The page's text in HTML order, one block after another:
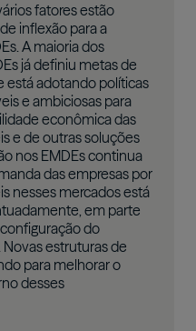
fatores estão
inflexão para a
A maioria dos
já definiu metas de
está adotando políticas
e ambiciosas para
econômica das
e de outras soluções
nos EMDEs continua
das empresas por
nesses mercados está
em parte
do
estruturas de
para melhorar o
desses